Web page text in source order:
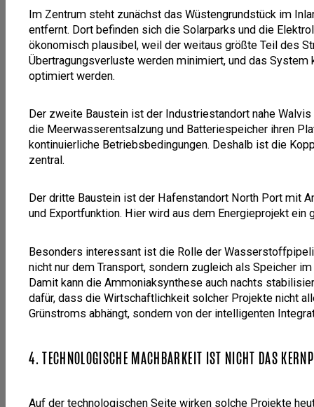
Im Zentrum steht zunächst das Wüstengrundstück im
entfernt. Dort befinden sich die Solarparks und die
ökonomisch plausibel, weil der weitaus größte Teil des
Übertragungsverluste werden minimiert, und das
optimiert werden.
Der zweite Baustein ist der Industriestandort nahe
die Meerwasserentsalzung und Batteriespeicher ihren
kontinuierliche Betriebsbedingungen. Deshalb ist die
zentral.
Der dritte Baustein ist der Hafenstandort North Port mit
und Exportfunktion. Hier wird aus dem Energieprojekt ein
Besonders interessant ist die Rolle der
nicht nur dem Transport, sondern zugleich als Speicher
Damit kann die Ammoniaksynthese auch nachts
dafür, dass die Wirtschaftlichkeit solcher Projekte nicht
Grünstroms abhängt, sondern von der intelligenten
4. TECHNOLOGISCHE MACHBARKEIT IST NICHT DAS
Auf der technologischen Seite wirken solche Projekte